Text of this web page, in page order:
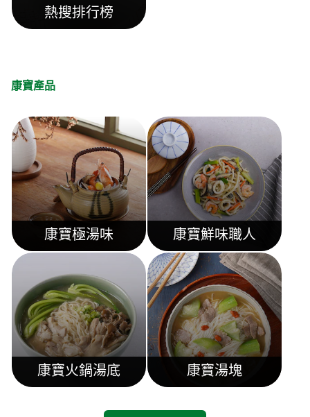
熱搜排行榜
康寶產品
康寶極湯味 康寶鮮味職人
康寶火鍋湯底 康寶湯塊